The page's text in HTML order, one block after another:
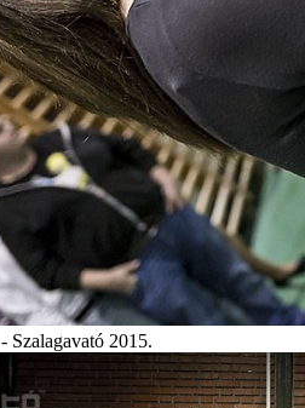
Szalagavató 2015.